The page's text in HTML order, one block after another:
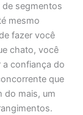
de segmentos
mesmo
fazer você
chato, você
confiança do
que
do mais, um